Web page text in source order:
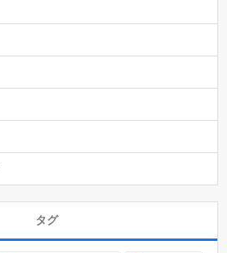
タグ